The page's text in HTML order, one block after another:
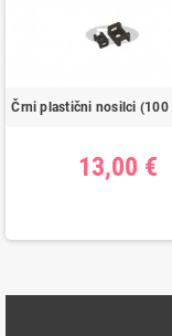
Črni plastični nosilci (100
13,00 €